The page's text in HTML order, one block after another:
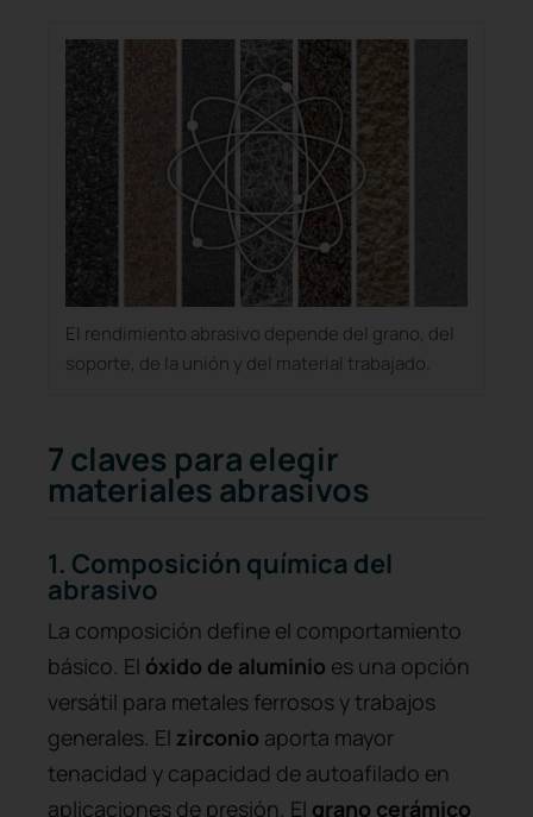
El rendimiento abrasivo depende del grano, del
soporte, de la unión y del material trabajado.
7 claves para elegir
materiales abrasivos
1. Composición química del
abrasivo
La composición define el comportamiento
básico. El óxido de aluminio es una opción
versátil para metales ferrosos y trabajos
generales. El zirconio aporta mayor
tenacidad y capacidad de autoafilado en
aplicaciones de presión. El grano cerámico